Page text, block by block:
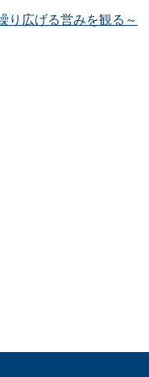
り広げる営みを観る～